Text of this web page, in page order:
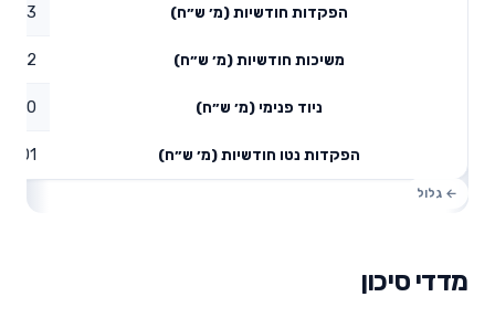
הפקדות חודשיות (מ׳ ש״ח) 0.03
משיכות חודשיות (מ׳ ש״ח) 0.02
ניוד פנימי (מ׳ ש״ח) 0
הפקדות נטו חודשיות (מ׳ ש״ח) 0.01
מדדי סיכון